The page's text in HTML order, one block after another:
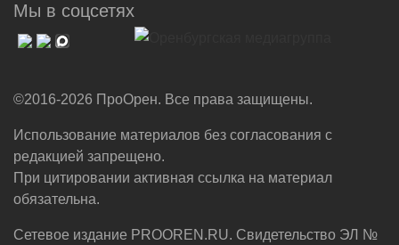
Мы в соцсетях
©2016-2026 ПроОрен. Все права защищены.
Использование материалов без согласования с
редакцией запрещено.
При цитировании активная ссылка на материал
обязательна.
Сетевое издание PROOREN.RU. Свидетельство ЭЛ №